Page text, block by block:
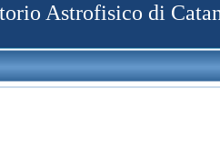
Astrofisico di